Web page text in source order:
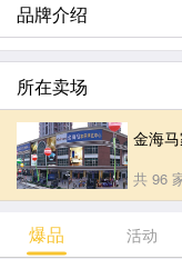
品牌介绍
所在卖场
金海马
共 96
爆品 活动